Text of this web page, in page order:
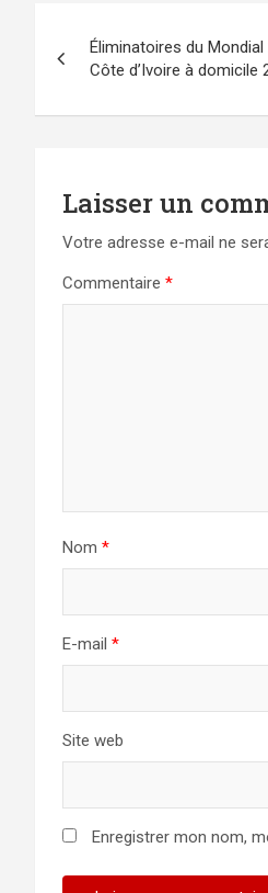
Navigation
de
l’article
Éliminatoires du
Côte d’Ivoire à domicile
Laisser un
Votre adresse e-mail ne
Commentaire *
Nom *
E-mail *
Site web
Enregistrer mon nom,